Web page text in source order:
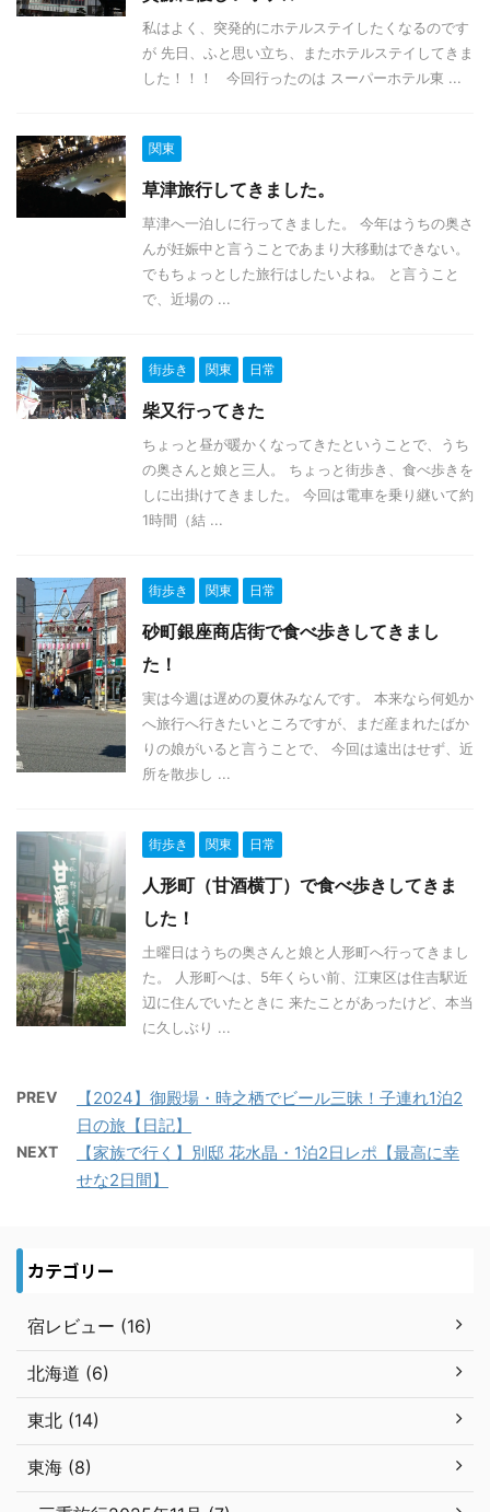
私はよく、突発的にホテルステイしたくなるのです
が 先日、ふと思い立ち、またホテルステイしてきま
した！！！ 今回行ったのは スーパーホテル東 ...
関東
草津旅行してきました。
草津へ一泊しに行ってきました。 今年はうちの奥さ
んが妊娠中と言うことであまり大移動はできない。
でもちょっとした旅行はしたいよね。 と言うこと
で、近場の ...
街歩き 関東 日常
柴又行ってきた
ちょっと昼が暖かくなってきたということで、うち
の奥さんと娘と三人。 ちょっと街歩き、食べ歩きを
しに出掛けてきました。 今回は電車を乗り継いて約
1時間（結 ...
街歩き 関東 日常
砂町銀座商店街で食べ歩きしてきまし
た！
実は今週は遅めの夏休みなんです。 本来なら何処か
へ旅行へ行きたいところですが、まだ産まれたばか
りの娘がいると言うことで、 今回は遠出はせず、近
所を散歩し ...
街歩き 関東 日常
人形町（甘酒横丁）で食べ歩きしてきま
した！
土曜日はうちの奥さんと娘と人形町へ行ってきまし
た。 人形町へは、5年くらい前、江東区は住吉駅近
辺に住んでいたときに 来たことがあったけど、本当
に久しぶり ...
PREV
【2024】御殿場・時之栖でビール三昧！子連れ1泊2
日の旅【日記】
NEXT
【家族で行く】別邸 花水晶・1泊2日レポ【最高に幸
せな2日間】
カテゴリー
宿レビュー (16)
北海道 (6)
東北 (14)
東海 (8)